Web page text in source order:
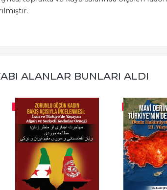
ALANLAR BUNLARI ALDI
-% -%10